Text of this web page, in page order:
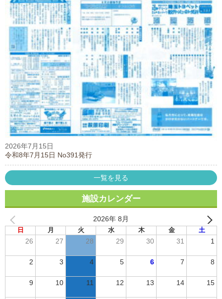
2026年7月15日
令和8年7月15日 No391発行
一覧を見る
施設カレンダー
2026年 8月
日 月 火 水 木 金 土
26 27 28 29 30 31 1
2 3 4 5 6 7 8
9 10 11 12 13 14 15